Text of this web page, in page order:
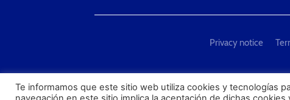
Privacy notice
Te informamos que este sitio web utiliza cookies y tecnologías